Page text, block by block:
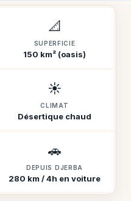
📐
SUPERFICIE
150 km² (oasis)
☀️
CLIMAT
Désertique chaud
🚗
DEPUIS DJERBA
280 km / 4h en voiture